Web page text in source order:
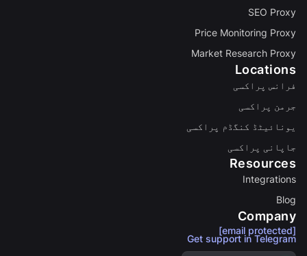
SEO Proxy
Price Monitoring Proxy
Market Research Proxy
Locations
فرانس پراکسی
جرمن پراکسی
یونائیٹڈ کنگڈم پراکسی
جاپانی پراکسی
Resources
Integrations
Blog
Company
[email protected]
Get support in Telegram